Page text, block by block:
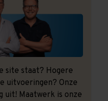
site staat? Hogere
uitvoeringen? Onze
uit! Maatwerk is onze